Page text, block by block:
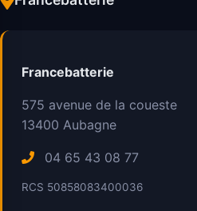
Francebatterie
575 avenue de la coueste
13400 Aubagne
04 65 43 08 77
RCS 50858083400036